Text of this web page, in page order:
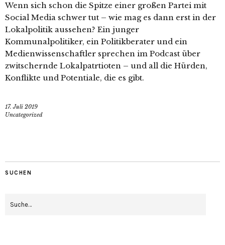
Wenn sich schon die Spitze einer großen Partei mit
Social Media schwer tut – wie mag es dann erst in der
Lokalpolitik aussehen? Ein junger
Kommunalpolitiker, ein Politikberater und ein
Medienwissenschaftler sprechen im Podcast über
zwitschernde Lokalpatrtioten – und all die Hürden,
Konflikte und Potentiale, die es gibt.
17. Juli 2019
Uncategorized
SUCHEN